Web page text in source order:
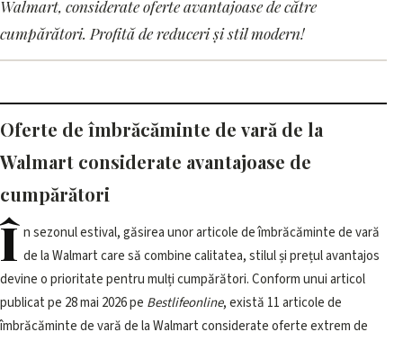
11 oferte de îmbrăcăminte de
vară de la Walmart
considerate oferte
avantajoase
11 iunie 2026, 12:03 · 2 min citire
Walmart, considerate oferte avantajoase de către
cumpărători. Profită de reduceri și stil modern!
Oferte de îmbrăcăminte de vară de la
Walmart considerate avantajoase de
cumpărători
Î n sezonul estival, găsirea unor articole de îmbrăcăminte de vară
de la Walmart care să combine calitatea, stilul și prețul avantajos
devine o prioritate pentru mulți cumpărători. Conform unui articol
publicat pe 28 mai 2026 pe Bestlifeonline, există 11 articole de
îmbrăcăminte de vară de la Walmart considerate oferte extrem de